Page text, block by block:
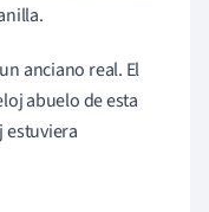
anciano real. El
abuelo de esta
estuviera